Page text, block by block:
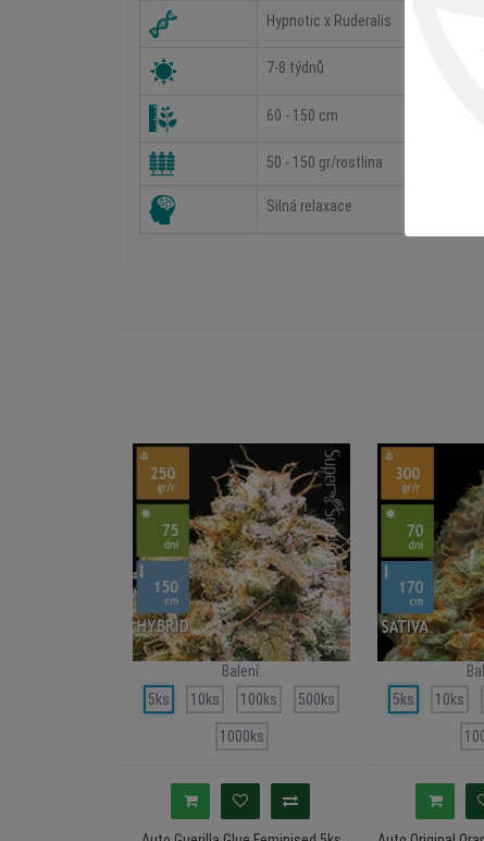
Hypnotic x Ruderalis
7-8 týdnů
60 - 150 cm
50 - 150 gr/rostlina
Silná relaxace
Balení:
5ks
10ks 100ks 500ks
1000ks
5ks
10ks